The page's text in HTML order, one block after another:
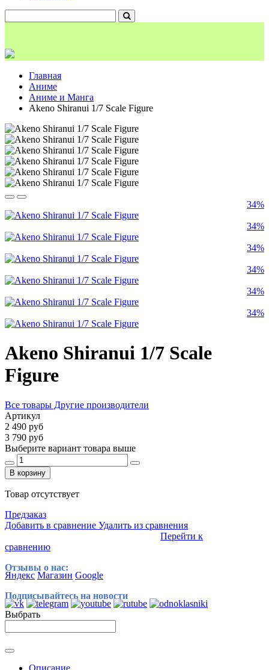
Главная
Аниме
Аниме и Манга
Akeno Shiranui 1/7 Scale Figure
34%
34%
34%
34%
34%
34%
Akeno Shiranui 1/7 Scale
Figure
Все товары Другие производители
Артикул
2 490 руб
3 790 руб
Выберите вариант товара выше
В корзину
Товар отсутствует
Предзаказ
Добавить в сравнение Удалить из сравнения
Перейти к
сравнению
Отзывы о нас:
Яндекс Магазин Google
Подписывайтесь на новости
Выбрать
Описание